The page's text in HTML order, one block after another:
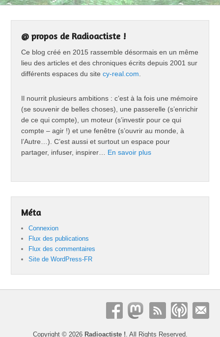
@ propos de Radioactiste !
Ce blog créé en 2015 rassemble désormais en un même
lieu des articles et des chroniques écrits depuis 2001 sur
différents espaces du sitecy-real.com
Il nourrit plusieurs ambitions : c’est à la fois une mémoire
(se souvenir de belles choses), une passerelle (s’enrichir
de ce qui compte), un moteur (s’investir pour ce qui
compte – agir !) et une fenêtre (s’ouvrir au monde, à
l’Autre…). C’est aussi et surtout un espace pour
partager, infuser, inspirer… En savoir plus
Méta
Connexion
Flux des publications
Flux des commentaires
Site de WordPress-FR
Copyright © 2026 Radioactiste !. All Rights Reserved.